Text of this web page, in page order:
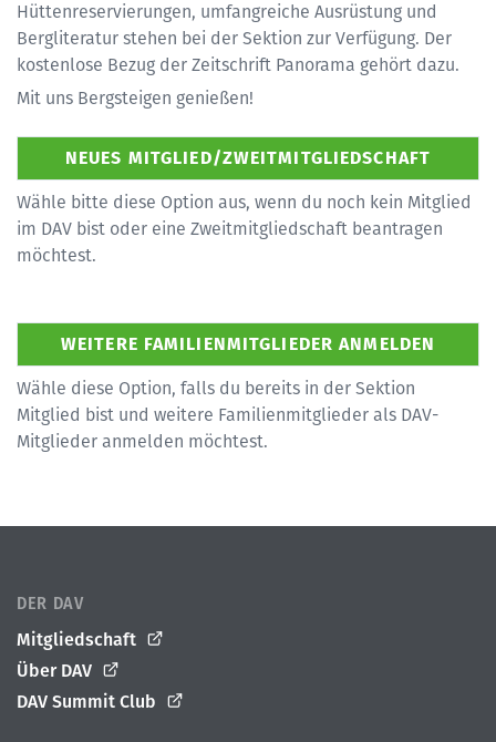
Hüttenreservierungen, umfangreiche Ausrüstung und
Bergliteratur stehen bei der Sektion zur Verfügung. Der
kostenlose Bezug der Zeitschrift Panorama gehört dazu.
Mit uns Bergsteigen genießen!
Wähle bitte diese Option aus, wenn du noch kein Mitglied
im DAV bist oder eine Zweitmitgliedschaft beantragen
möchtest.
Wähle diese Option, falls du bereits in der Sektion
Mitglied bist und weitere Familienmitglieder als DAV-
Mitglieder anmelden möchtest.
DER DAV
Mitgliedschaft
Über DAV
DAV Summit Club